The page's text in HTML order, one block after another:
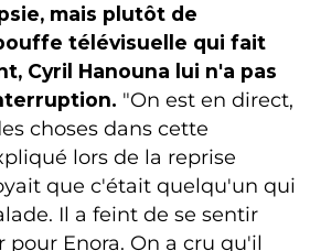
mais plutôt de
télévisuelle qui fait
Cyril Hanouna lui n'a pas
"On est en direct,
choses dans cette
lors de la reprise
que c'était quelqu'un qui
Il a feint de se sentir
pour Enora. On a cru qu'il